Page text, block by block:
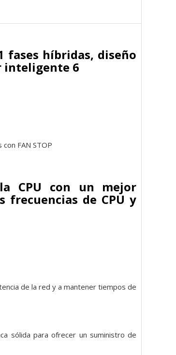
fases híbridas, diseño
inteligente 6
FAN STOP
CPU con un mejor
de CPU y
de la red y a mantener tiempos de
sólida para ofrecer un suministro de